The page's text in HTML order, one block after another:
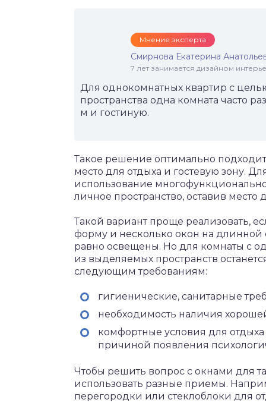
Мнение эксперта
Смирнова Екатерина
7 лет занимается дизайном
Для однокомнатных квартир с
пространства одна комната часто
м и гостиную.
Такое решение оптимально
место для отдыха и гостевую зону.
использование
личное пространство, оставив
Такой вариант проще реализовать,
форму и несколько окон на длинной
равно освещены. Но для комнаты с
из выделяемых пространств
следующим требованиям:
гигиенические, санитарные
необходимость наличия
комфортные условия для отдыха
причиной появления
Чтобы решить вопрос с окнами для
использовать разные приемы.
перегородки или стеклоблоки для